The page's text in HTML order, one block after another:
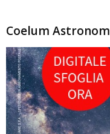
Coelum